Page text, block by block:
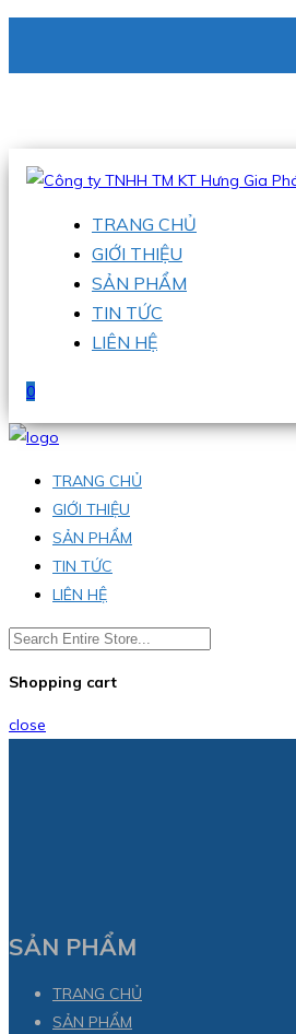
Hotline:0938 336 079
TRANG CHỦ
GIỚI THIỆU
SẢN PHẨM
TIN TỨC
LIÊN HỆ
0
TRANG CHỦ
GIỚI THIỆU
SẢN PHẨM
TIN TỨC
LIÊN HỆ
Shopping cart
close
SẢN PHẨM
TRANG CHỦ
SẢN PHẨM